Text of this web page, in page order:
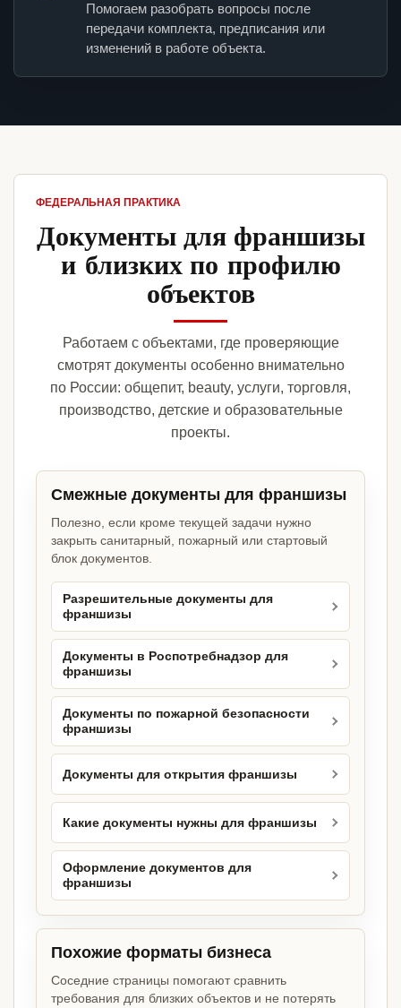
Помогаем разобрать вопросы после
передачи комплекта, предписания или
изменений в работе объекта.
ФЕДЕРАЛЬНАЯ ПРАКТИКА
Документы для франшизы
и близких по профилю
объектов
Работаем с объектами, где проверяющие
смотрят документы особенно внимательно
по России: общепит, beauty, услуги, торговля,
производство, детские и образовательные
проекты.
Смежные документы для франшизы
Полезно, если кроме текущей задачи нужно
закрыть санитарный, пожарный или стартовый
блок документов.
Разрешительные документы для
франшизы
Документы в Роспотребнадзор для
франшизы
Документы по пожарной безопасности
франшизы
Документы для открытия франшизы
Какие документы нужны для франшизы
Оформление документов для
франшизы
Похожие форматы бизнеса
Соседние страницы помогают сравнить
требования для близких объектов и не потерять